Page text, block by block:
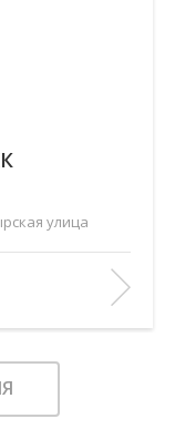
улица
51.79/28.68/11.66
2
7/12